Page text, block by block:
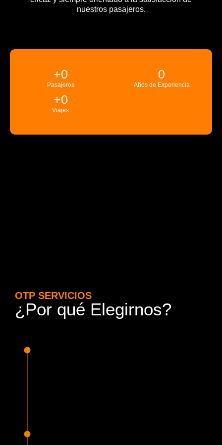
nuestros pasajeros.
Pasajeros
+0
Años de Experiencia
0
Viajes
+0
OTP SERVICIOS
¿Por qué Elegirnos?